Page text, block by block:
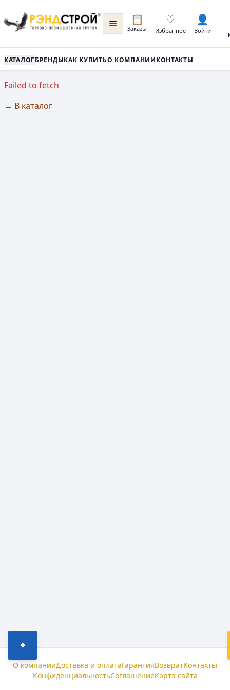
📋
Заказы
♡
Избранное
👤
Войти
КАТАЛОГБРЕНДЫКАК КУПИТЬО КОМПАНИИКОНТАКТЫ
Failed to fetch
← В каталог
✦
О компанииДоставка и оплатаГарантияВозвратКонтакты
КонфиденциальностьСоглашениеКарта сайта